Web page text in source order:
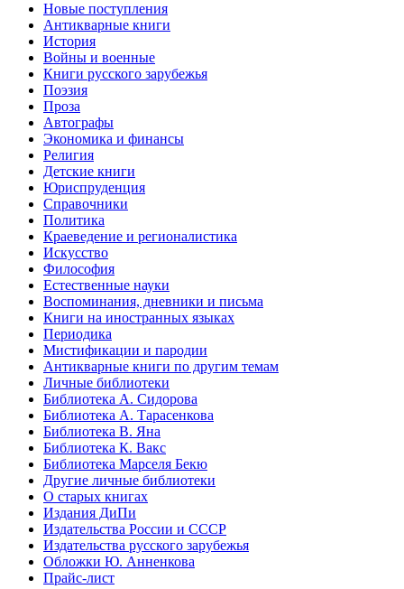
Новые поступления
Антикварные книги
История
Войны и военные
Книги русского зарубежья
Поэзия
Проза
Автографы
Экономика и финансы
Религия
Детские книги
Юриспруденция
Справочники
Политика
Краеведение и регионалистика
Искусство
Философия
Естественные науки
Воспоминания, дневники и письма
Книги на иностранных языках
Периодика
Мистификации и пародии
Антикварные книги по другим темам
Личные библиотеки
Библиотека А. Сидорова
Библиотека А. Тарасенкова
Библиотека В. Яна
Библиотека К. Вакс
Библиотека Марселя Бекю
Другие личные библиотеки
О старых книгах
Издания ДиПи
Издательства России и СССР
Издательства русского зарубежья
Обложки Ю. Анненкова
Прайс-лист